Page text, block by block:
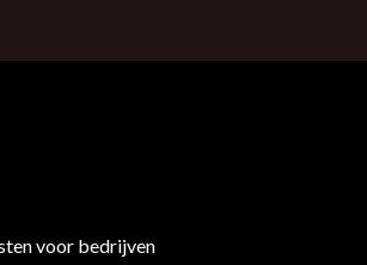
voor bedrijven